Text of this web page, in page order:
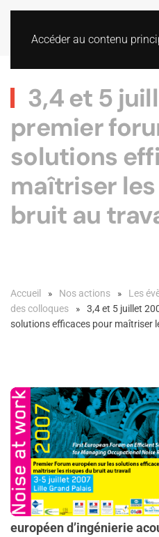
Accéder au contenu
3,4 et 5
premier
solutions
maîtriser
bruit au
Accueil Nos actions Les
des colloques
3,4 et 5 juillet
solutions efficaces pour maîtriser
européen d’ingénierie